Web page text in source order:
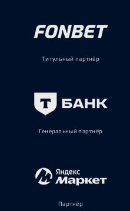
Титульный партнёр
Генеральный партнёр
Партнёр